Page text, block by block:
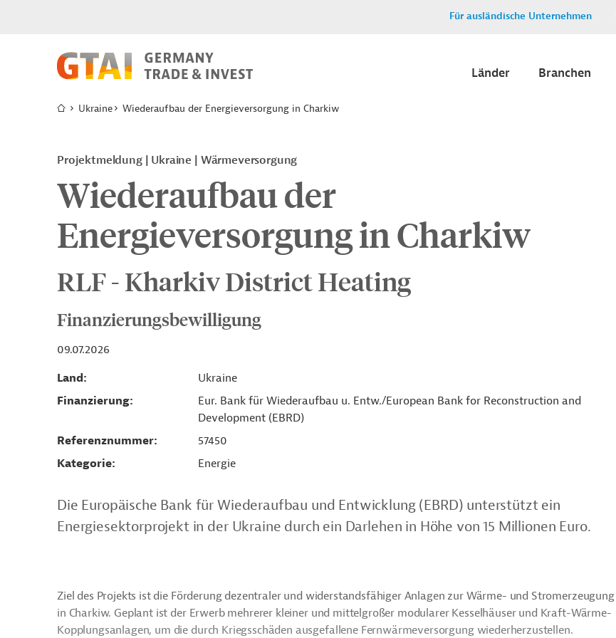
Für ausländische Unternehmen
Länder Branchen
Ukraine Wiederaufbau der Energieversorgung in Charkiw
Projektmeldung Ukraine Wärmeversorgung
Wiederaufbau der
Energieversorgung in Charkiw
RLF - Kharkiv District Heating
Finanzierungsbewilligung
09.07.2026
Land
Ukraine
Finanzierung
Eur. Bank für Wiederaufbau u. Entw./European Bank for Reconstruction and
Development (EBRD)
Referenznummer
57450
Kategorie
Energie
Die Europäische Bank für Wiederaufbau und Entwicklung (EBRD) unterstützt ein
Energiesektorprojekt in der Ukraine durch ein Darlehen in Höhe von 15 Millionen Euro.
Ziel des Projekts ist die Förderung dezentraler und widerstandsfähiger Anlagen zur Wärme- und Stromerzeugung
in Charkiw. Geplant ist der Erwerb mehrerer kleiner und mittelgroßer modularer Kesselhäuser und Kraft-Wärme-
Kopplungsanlagen, um die durch Kriegsschäden ausgefallene Fernwärmeversorgung wiederherzustellen.